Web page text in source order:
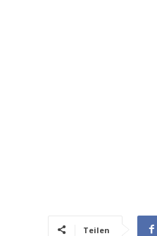
Teilen